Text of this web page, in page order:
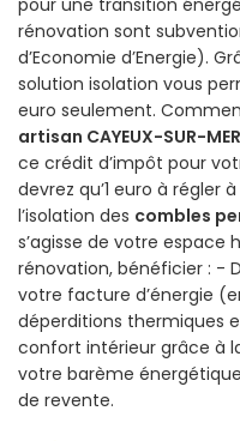
rénovation sont
d’Economie d’Energie).
solution isolation vous
euro seulement.
artisan CAYEUX-SUR-
ce crédit d’impôt pour
devrez qu’1 euro à régler
l’isolation des combles
s’agisse de votre espace
rénovation, bénéficier : -
votre facture d’énergie
déperditions thermiques
confort intérieur grâce à
votre barème
de revente.